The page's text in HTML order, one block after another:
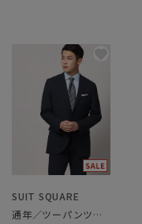
SUIT SQUARE
通年／ツーパンツスーツ